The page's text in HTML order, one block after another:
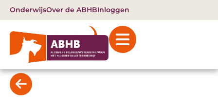
OnderwijsOver de ABHBInloggen